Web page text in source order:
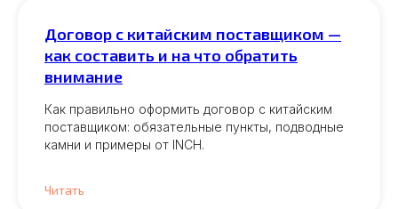
Договор с китайским поставщиком —
как составить и на что обратить
внимание
Как правильно оформить договор с китайским
поставщиком: обязательные пункты, подводные
камни и примеры от INCH.
Читать